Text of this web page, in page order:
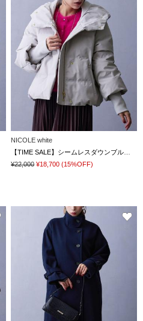
NICOLE white
¥22,000 ¥18,700 (15%OFF)